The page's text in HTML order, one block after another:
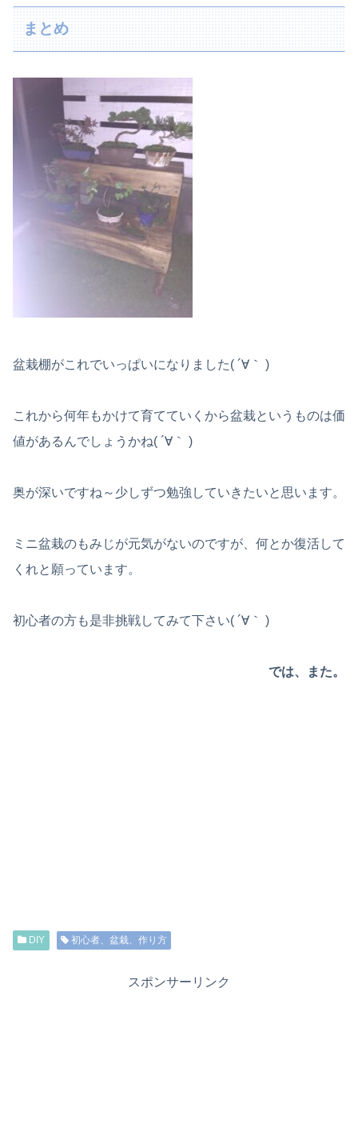
まとめ
盆栽棚がこれでいっぱいになりました( ´∀｀ )
これから何年もかけて育てていくから盆栽というものは価
値があるんでしょうかね( ´∀｀ )
奥が深いですね～少しずつ勉強していきたいと思います。
ミニ盆栽のもみじが元気がないのですが、何とか復活して
くれと願っています。
初心者の方も是非挑戦してみて下さい( ´∀｀ )
では、また。
DIY 初心者、盆栽、作り方
スポンサーリンク